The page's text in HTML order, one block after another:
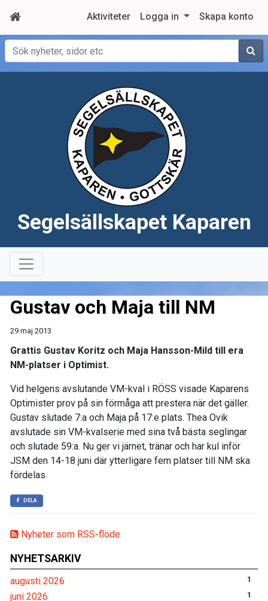
Aktiviteter Logga in Skapa konto
Sök
Segelsällskapet Kaparen
Nyheter som RSS-flöde
NYHETSARKIV
augusti 2026 1
juni 2026 1
Gustav och Maja till NM
29 maj 2013
Grattis Gustav Koritz och Maja Hansson-Mild till era
NM-platser i Optimist.
Vid helgens avslutande VM-kval i RÖSS visade Kaparens
Optimister prov på sin förmåga att prestera när det gäller.
Gustav slutade 7:a och Maja på 17:e plats. Thea Ovik
avslutade sin VM-kvalserie med sina två bästa seglingar
och slutade 59:a. Nu ger vi järnet, tränar och har kul inför
JSM den 14-18 juni där ytterligare fem platser till NM ska
fördelas.
DELA